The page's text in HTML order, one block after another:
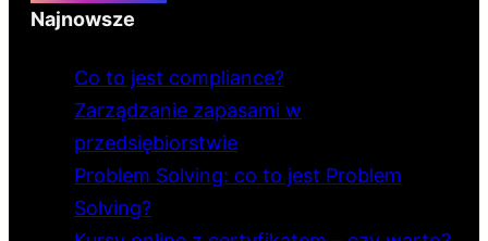
Najnowsze
Co to jest compliance?
Zarządzanie zapasami w
przedsiębiorstwie
Problem Solving: co to jest Problem
Solving?